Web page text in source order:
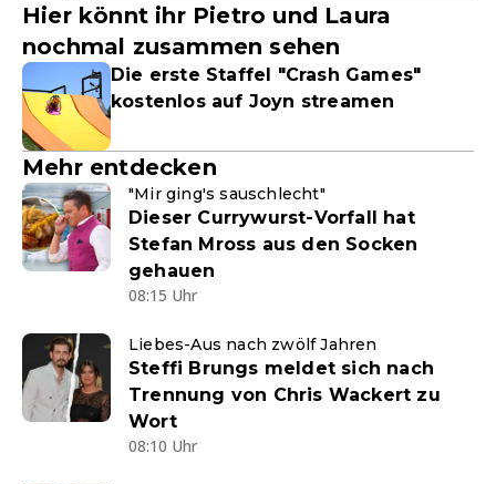
Hier könnt ihr Pietro und Laura
nochmal zusammen sehen
Die erste Staffel "Crash Games"
kostenlos auf Joyn streamen
Mehr entdecken
"Mir ging's sauschlecht"
Dieser Currywurst-Vorfall hat
Stefan Mross aus den Socken
gehauen
08:15 Uhr
Liebes-Aus nach zwölf Jahren
Steffi Brungs meldet sich nach
Trennung von Chris Wackert zu
Wort
08:10 Uhr